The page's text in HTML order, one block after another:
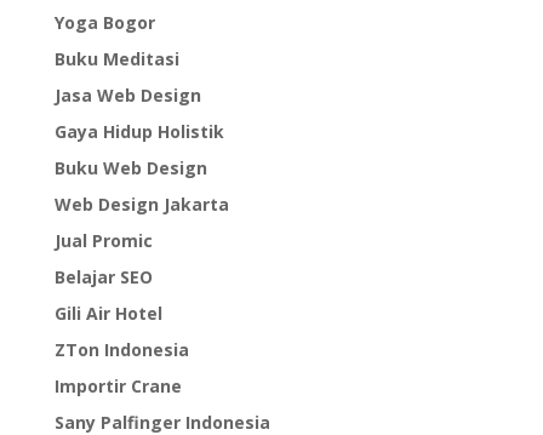
Yoga Bogor
Buku Meditasi
Jasa Web Design
Gaya Hidup Holistik
Buku Web Design
Web Design Jakarta
Jual Promic
Belajar SEO
Gili Air Hotel
ZTon Indonesia
Importir Crane
Sany Palfinger Indonesia